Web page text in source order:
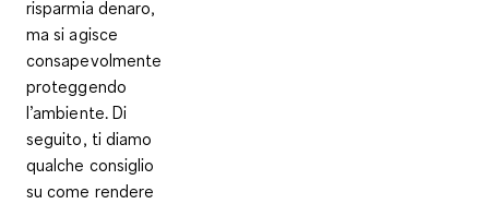
risparmia denaro,
ma si agisce
consapevolmente
proteggendo
l’ambiente. Di
seguito, ti diamo
qualche consiglio
su come rendere